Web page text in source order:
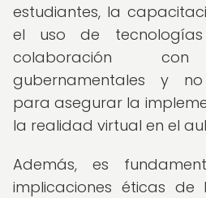
estudiantes, la
el uso de
colaboración con
gubernamentales y
para asegurar la
la realidad virtual en el
Además, es
implicaciones éticas